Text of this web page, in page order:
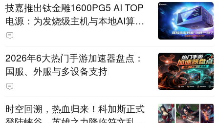
技嘉推出钛金雕1600PG5 AI TOP
电源：为发烧级主机与本地AI算力
打造旗舰供电方案
2026年6大热门手游加速器盘点：
国服、外服与多设备支持
时空回溯，热血归来！科加斯正式